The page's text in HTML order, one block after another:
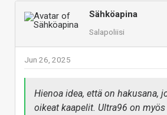
Sähköapina
Salapoliisi
Jun 26, 2025
Hienoa idea, että on hakusana,
oikeat kaapelit. Ultra96 on